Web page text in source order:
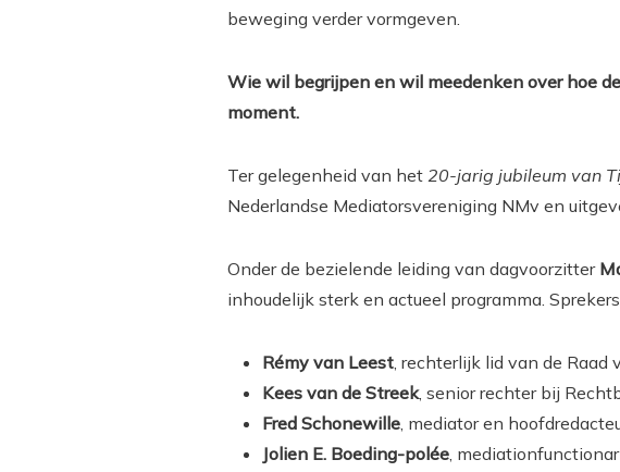
beweging verder vormgeven.
Wie wil begrijpen en wil meedenken over hoe
moment.
Ter gelegenheid van het 20-jarig jubileum van
Nederlandse Mediatorsvereniging NMv en
Onder de bezielende leiding van dagvoorzitter
inhoudelijk sterk en actueel programma.
Rémy van Leest, rechterlijk lid van de Raad
Kees van de Streek, senior rechter bij
Fred Schonewille, mediator en
Jolien E. Boeding-polée,